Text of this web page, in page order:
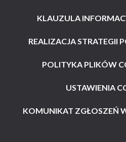
KLAUZULA
REALIZACJA STRATEGII
POLITYKA PLIKÓW
USTAWIENIA
KOMUNIKAT ZGŁOSZEŃ